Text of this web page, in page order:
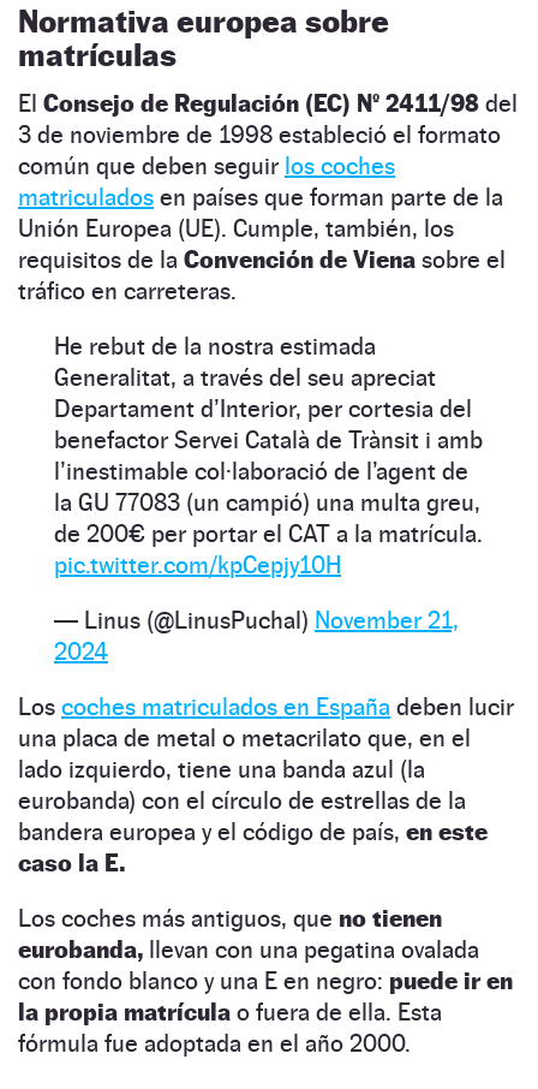
Normativa europea sobre
matrículas
El Consejo de Regulación (EC) Nº 2411/98 del
3 de noviembre de 1998 estableció el formato
común que deben seguir los coches
matriculados en países que forman parte de la
Unión Europea (UE). Cumple, también, los
requisitos de la Convención de Viena sobre el
tráfico en carreteras.
He rebut de la nostra estimada
Generalitat, a través del seu apreciat
Departament d’Interior, per cortesia del
benefactor Servei Català de Trànsit i amb
l’inestimable col·laboració de l’agent de
la GU 77083 (un campió) una multa greu,
de 200€ per portar el CAT a la matrícula.
pic.twitter.com/kpCepjy10H
— Linus (@LinusPuchal) November 21,
2024
Los coches matriculados en España deben lucir
una placa de metal o metacrilato que, en el
lado izquierdo, tiene una banda azul (la
eurobanda) con el círculo de estrellas de la
bandera europea y el código de país, en este
caso la E.
Los coches más antiguos, que no tienen
eurobanda, llevan con una pegatina ovalada
con fondo blanco y una E en negro: puede ir en
la propia matrícula o fuera de ella. Esta
fórmula fue adoptada en el año 2000.